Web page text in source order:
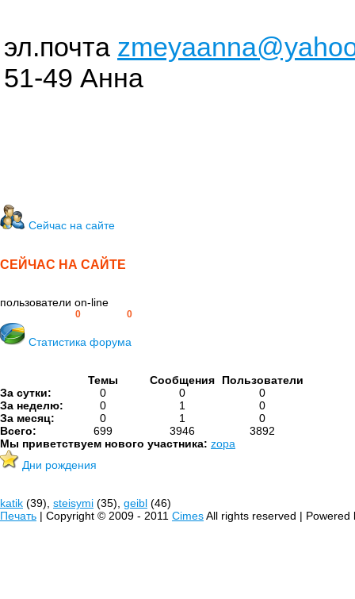
эл.почта
51-49 Анна
Сейчас на сайте
СЕЙЧАС НА САЙТЕ
пользователи on-line
0 0
Статистика форума
Темы Сообщения
Пользователи
За сутки:
0 0
0
За неделю:
0 1
0
За месяц:
0 1
0
Всего:
699 3946
3892
Мы приветствуем нового участника: zopa
Дни рождения
katik (39), steisymi (35), geibl (46)
Печать | Copyright © 2009 - 2011 CimesAll rights reserved |